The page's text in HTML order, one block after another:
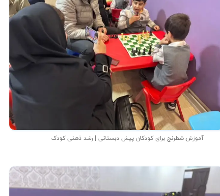
آموزش شطرنج برای کودکان پیش دبستانی | رشد ذهنی کودک